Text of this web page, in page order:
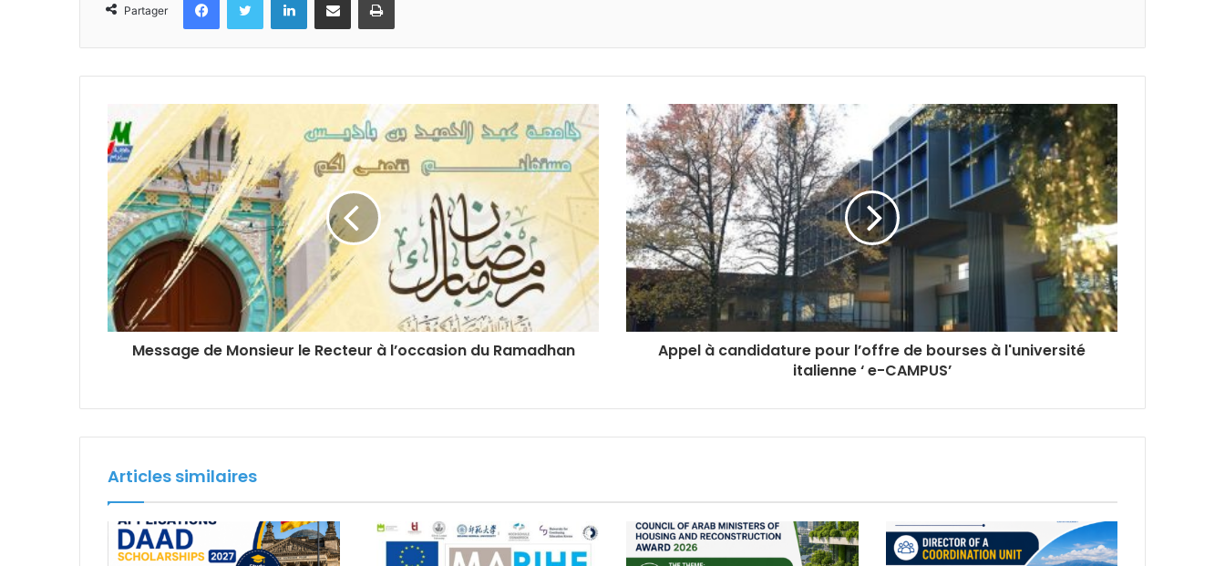
Partager
Message de Monsieur le Recteur à l’occasion du Ramadhan
Appel à candidature pour l’offre de bourses à l'université
italienne ‘ e-CAMPUS’
Articles similaires